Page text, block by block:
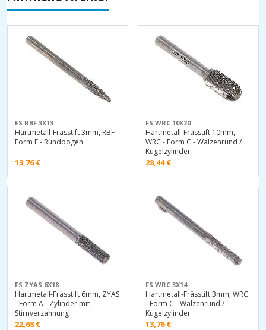
FS RBF 3X13
Hartmetall-Frässtift 3mm, RBF -
Form F - Rundbogen
13,76€
FS WRC 10X20
Hartmetall-Frässtift 10mm,
WRC - Form C - Walzenrund /
Kugelzylinder
28,44€
FS ZYAS 6X18
Hartmetall-Frässtift 6mm, ZYAS
- Form A - Zylinder mit
Stirnverzahnung
22,68€
FS WRC 3X14
Hartmetall-Frässtift 3mm, WRC
- Form C - Walzenrund /
Kugelzylinder
13,76€